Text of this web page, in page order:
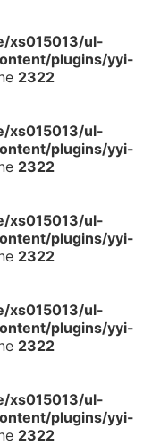
xs015013/ul-
plugins/yyi-
2322
xs015013/ul-
plugins/yyi-
2322
xs015013/ul-
plugins/yyi-
2322
xs015013/ul-
plugins/yyi-
2322
xs015013/ul-
plugins/yyi-
2322